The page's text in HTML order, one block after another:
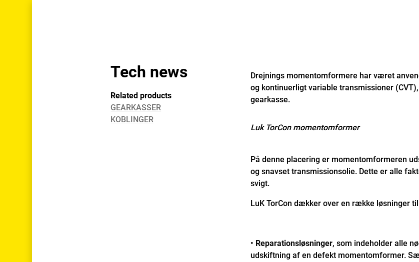
Tech news
Related products
GEARKASSER
KOBLINGER
Drejnings momentomformere har været
og kontinuerligt variable transmissioner
gearkasse.
Luk TorCon momentomformer
På denne placering er momentomformeren
og snavset transmissionsolie. Dette er alle
svigt.
LuK TorCon dækker over en række løsninger
• Reparationsløsninger, som indeholder alle
udskiftning af en defekt momentomformer.